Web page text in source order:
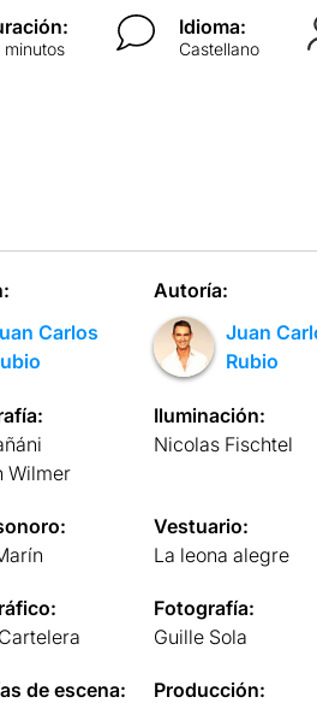
minutos
Idioma:
Castellano
Carlos
Autoría:
Juan
Rubio
Wilmer
Iluminación:
Nicolas Fischtel
Vestuario:
La leona alegre
Fotografía:
Guille Sola
de escena:
Producción: